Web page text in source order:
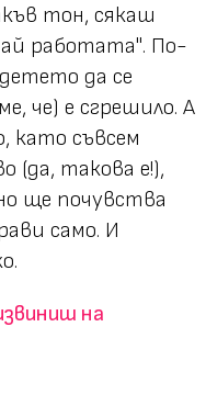
тон, сякаш
работата". По-
да се
че) е сгрешило. А
като съвсем
(да, такова е!),
ще почувства
само. И
на